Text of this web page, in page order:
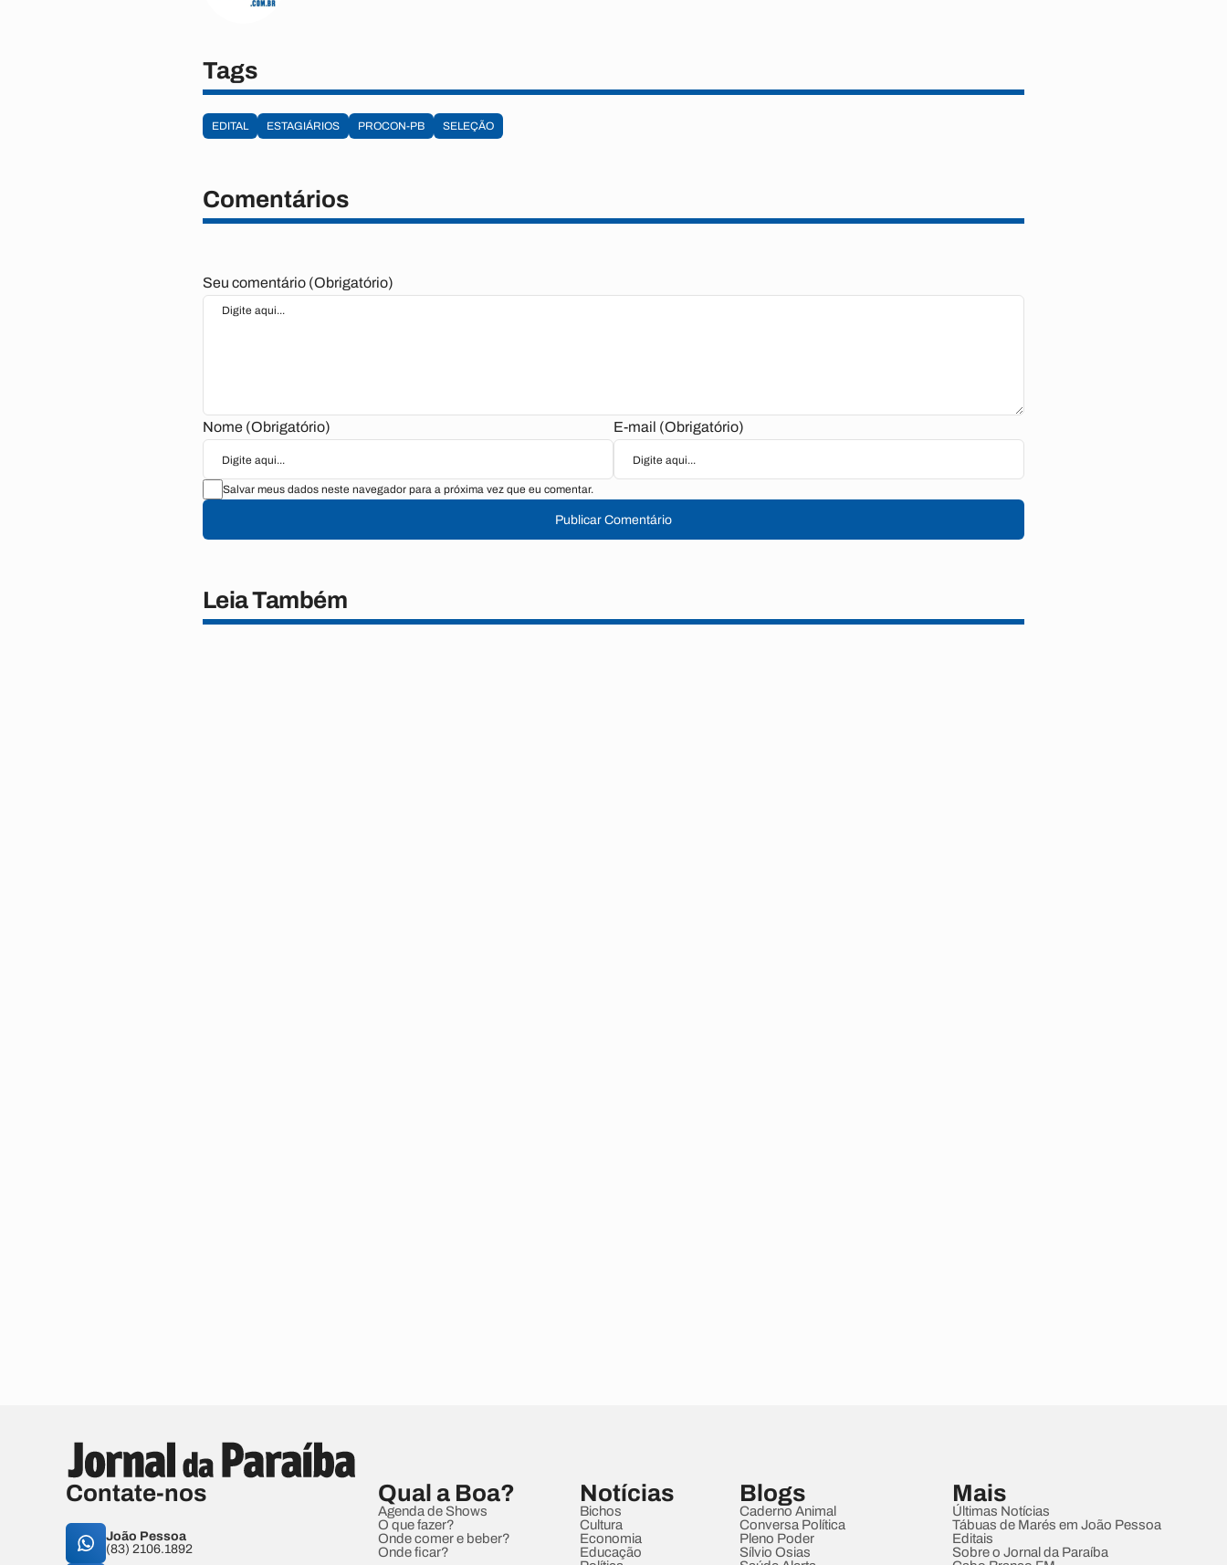
Tags
EDITAL ESTAGIÁRIOS PROCON-PB SELEÇÃO
Comentários
Seu comentário (Obrigatório)
Nome (Obrigatório) E-mail (Obrigatório)
Salvar meus dados neste navegador para a próxima vez que eu comentar.
Publicar Comentário
Leia Também
Contate-nos
João Pessoa
(83) 2106.1892
Qual a Boa?
Agenda de Shows
O que fazer?
Onde comer e beber?
Onde ficar?
Notícias
Bichos
Cultura
Economia
Educação
Blogs
Caderno Animal
Conversa Política
Pleno Poder
Sílvio Osias
Mais
Últimas Notícias
Tábuas de Marés em João Pessoa
Editais
Sobre o Jornal da Paraíba